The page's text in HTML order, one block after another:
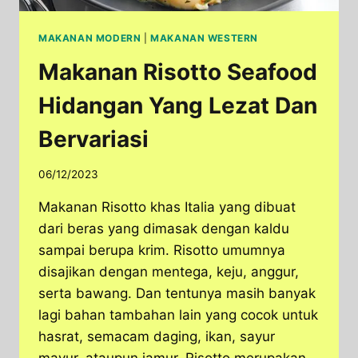
MAKANAN MODERN |MAKANAN WESTERN
Makanan Risotto Seafood
Hidangan Yang Lezat Dan
Bervariasi
06/12/2023
Makanan Risotto khas Italia yang dibuat
dari beras yang dimasak dengan kaldu
sampai berupa krim. Risotto umumnya
disajikan dengan mentega, keju, anggur,
serta bawang. Dan tentunya masih banyak
lagi bahan tambahan lain yang cocok untuk
hasrat, semacam daging, ikan, sayur